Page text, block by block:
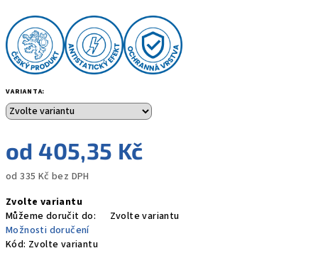
VARIANTA:
od405,35 Kč
od335 Kč bez DPH
cena:
Zvolte variantu
Můžeme doručit do:
Zvolte variantu
Možnosti doručení
Kód: Zvolte variantu